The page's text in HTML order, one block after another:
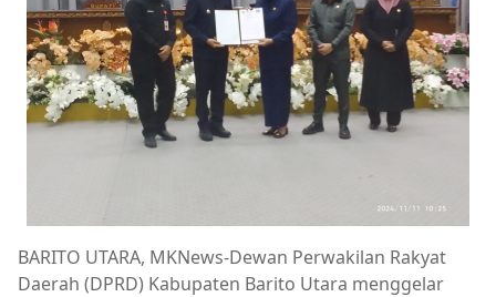
BARITO UTARA, MKNews-Dewan Perwakilan Rakyat
Daerah (DPRD) Kabupaten Barito Utara menggelar